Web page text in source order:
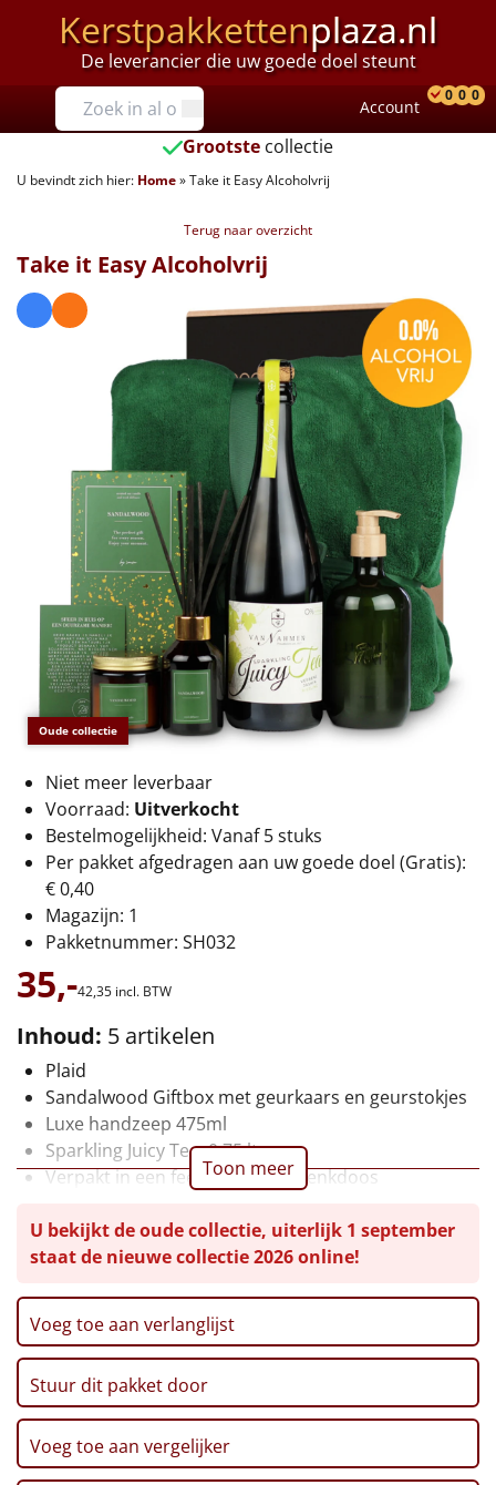
Kerstpakkettenplaza.nl
De leverancier die uw goede doel steunt
Prijzen
Tot €25
€25 tot €35
€40 tot €45
€50 tot €55
€75 tot €100
€100 en hoger
Alle kerstpakketten 2026
Thema
Origineel
Luxe
Mannen
Vrouwen
Duurzaam
Leuke
Goedkope
Uniek
Artikel
Pizzarette
Tas
Wake up light
NIEUW
Account
0 0 0
Grootste collectie
U bevindt zich hier: Home»Take it Easy Alcoholvrij
Terug naar overzicht
Oude collectie
Take it Easy Alcoholvrij
Niet meer leverbaar
Voorraad: Uitverkocht
Bestelmogelijkheid: Vanaf 5 stuks
Per pakket afgedragen aan uw goede doel (Gratis):
€ 0,40
Magazijn: 1
Pakketnummer: SH032
35,-42,35 incl. BTW
Inhoud: 5 artikelen
Plaid
Sandalwood Giftbox met geurkaars en geurstokjes
Luxe handzeep 475ml
Sparkling Juicy Tea, 0,75 ltr
Verpakt in een feestelijke geschenkdoos
Toon meer
U bekijkt de oude collectie, uiterlijk 1 september
staat de nieuwe collectie 2026 online!
Voeg toe aan verlanglijst
Stuur dit pakket door
Voeg toe aan vergelijker